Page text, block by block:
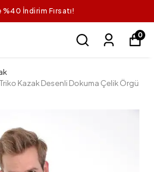
%40 İndirim Fırsatı!
0
Triko Kazak Desenli Dokuma Çelik Örgü